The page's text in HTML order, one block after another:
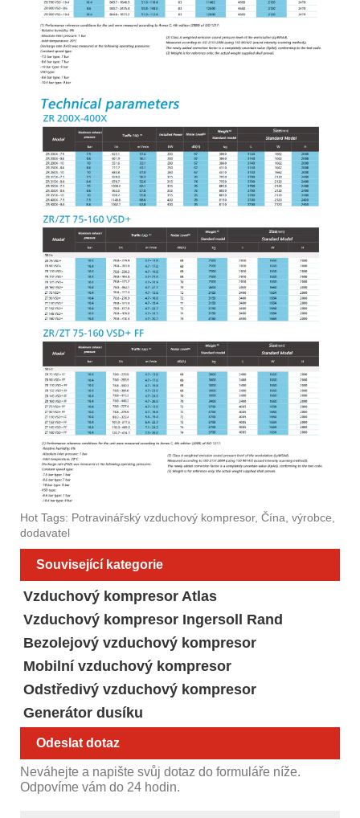
Hot Tags: Potravinářský vzduchový kompresor, Čína, výrobce,
dodavatel
Související kategorie
Vzduchový kompresor Atlas
Vzduchový kompresor Ingersoll Rand
Bezolejový vzduchový kompresor
Mobilní vzduchový kompresor
Odstředivý vzduchový kompresor
Generátor dusíku
Odeslat dotaz
Neváhejte a napište svůj dotaz do formuláře níže.
Odpovíme vám do 24 hodin.